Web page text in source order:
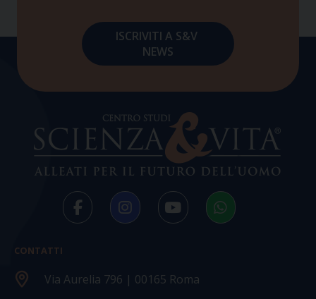
CONTATTI
Via Aurelia 796 | 00165 Roma